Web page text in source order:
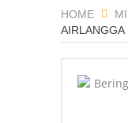
NEWS
HOME
AIRLANGGA